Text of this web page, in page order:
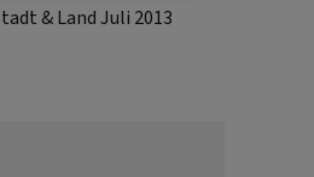
& Land Juli 2013